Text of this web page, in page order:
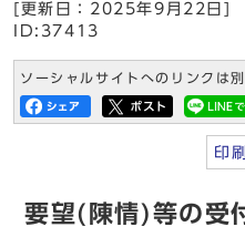
[更新日：2025年9月22日]
ID:37413
ソーシャルサイトへのリンクは
印刷
要望(陳情)等の受